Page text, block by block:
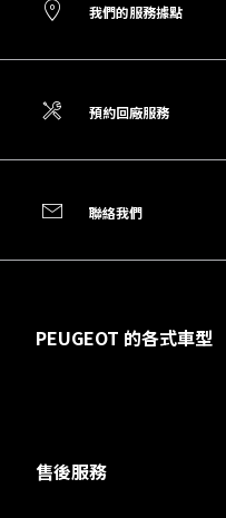
我們的服務據點
預約回廠服務
聯絡我們
PEUGEOT 的各式車型
售後服務